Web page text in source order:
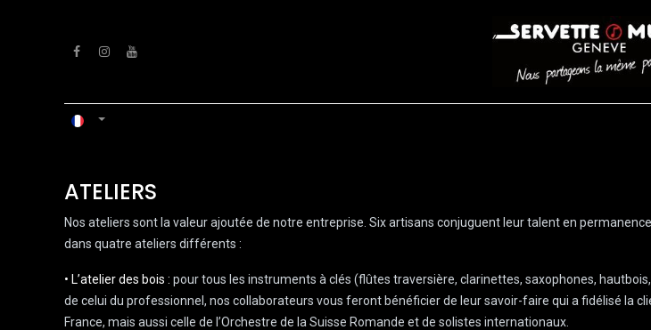
ATELIERS
Nos ateliers sont la valeur ajoutée de notre entreprise. Six artisans conjuguent leur talent en
dans quatre ateliers différents :
• L’atelier des bois : pour tous les instruments à clés (flûtes traversière, clarinettes, saxophones,
de celui du professionnel, nos collaborateurs vous feront bénéficier de leur savoir-faire qui a fidélisé la
France, mais aussi celle de l’Orchestre de la Suisse Romande et de solistes internationaux.